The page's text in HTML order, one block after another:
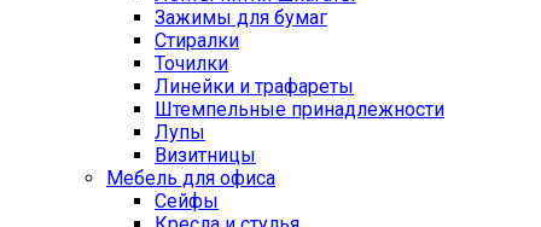
Зажимы для бумаг
Стиралки
Точилки
Линейки и трафареты
Штемпельные принадлежности
Лупы
Визитницы
Мебель для офиса
Сейфы